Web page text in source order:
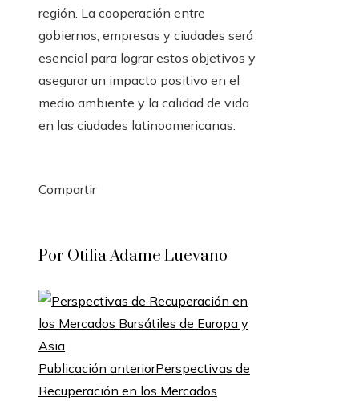
región. La cooperación entre
gobiernos, empresas y ciudades será
esencial para lograr estos objetivos y
asegurar un impacto positivo en el
medio ambiente y la calidad de vida
en las ciudades latinoamericanas.
Compartir
Por Otilia Adame Luevano
Publicación anteriorPerspectivas de
Recuperación en los Mercados